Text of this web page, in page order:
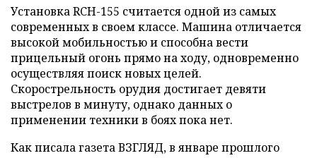
Установка RCH-155 считается одной из самых
современных в своем классе. Машина отличается
высокой мобильностью и способна вести
прицельный огонь прямо на ходу, одновременно
осуществляя поиск новых целей.
Скорострельность орудия достигает девяти
выстрелов в минуту, однако данных о
применении техники в боях пока нет.
Как писала газета ВЗГЛЯД, в январе прошлого